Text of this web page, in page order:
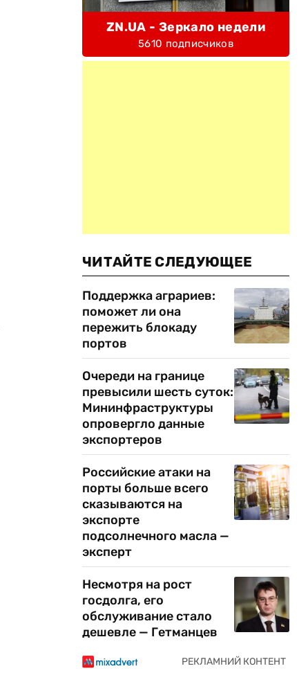
ZN.UA - Зеркало недели
5610 подписчиков
ЧИТАЙТЕ СЛЕДУЮЩЕЕ
Поддержка аграриев:
поможет ли она
пережить блокаду
портов
Очереди на границе
превысили шесть суток:
Мининфраструктуры
опровергло данные
экспортеров
Российские атаки на
порты больше всего
сказываются на
экспорте
подсолнечного масла —
эксперт
Несмотря на рост
госдолга, его
обслуживание стало
дешевле — Гетманцев